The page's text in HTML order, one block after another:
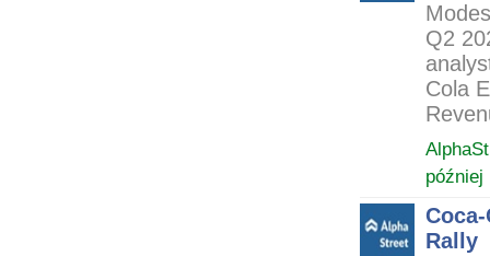
Q2
Cola
później
Rally